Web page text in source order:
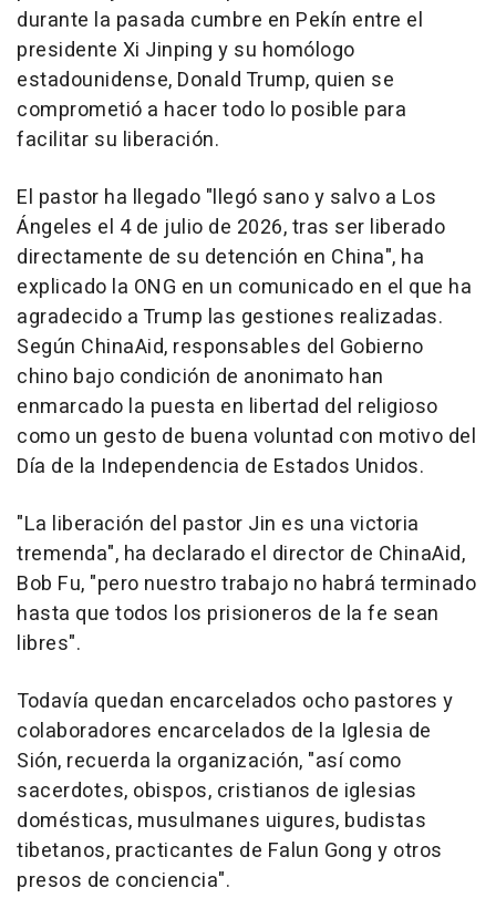
durante la pasada cumbre en Pekín entre el
presidente Xi Jinping y su homólogo
estadounidense, Donald Trump, quien se
comprometió a hacer todo lo posible para
facilitar su liberación.
El pastor ha llegado "llegó sano y salvo a Los
Ángeles el 4 de julio de 2026, tras ser liberado
directamente de su detención en China", ha
explicado la ONG en un comunicado en el que ha
agradecido a Trump las gestiones realizadas.
Según ChinaAid, responsables del Gobierno
chino bajo condición de anonimato han
enmarcado la puesta en libertad del religioso
como un gesto de buena voluntad con motivo del
Día de la Independencia de Estados Unidos.
"La liberación del pastor Jin es una victoria
tremenda", ha declarado el director de ChinaAid,
Bob Fu, "pero nuestro trabajo no habrá terminado
hasta que todos los prisioneros de la fe sean
libres".
Todavía quedan encarcelados ocho pastores y
colaboradores encarcelados de la Iglesia de
Sión, recuerda la organización, "así como
sacerdotes, obispos, cristianos de iglesias
domésticas, musulmanes uigures, budistas
tibetanos, practicantes de Falun Gong y otros
presos de conciencia".